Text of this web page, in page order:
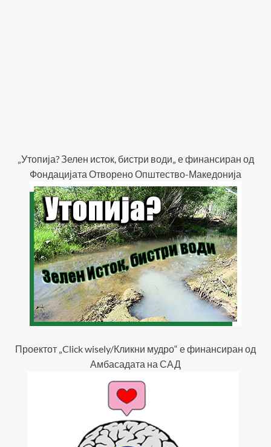
„Утопија? Зелен исток, бистри води„ е финансиран од
Фондацијата Отворено Општество-Македонија
Проектот „Click wisely/Кликни мудро“ е финансиран од
Амбасадата на САД